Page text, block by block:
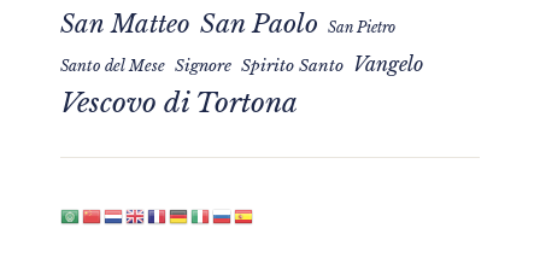
San Matteo San Paolo San Pietro
Santo del Mese Signore Spirito Santo Vangelo
Vescovo di Tortona